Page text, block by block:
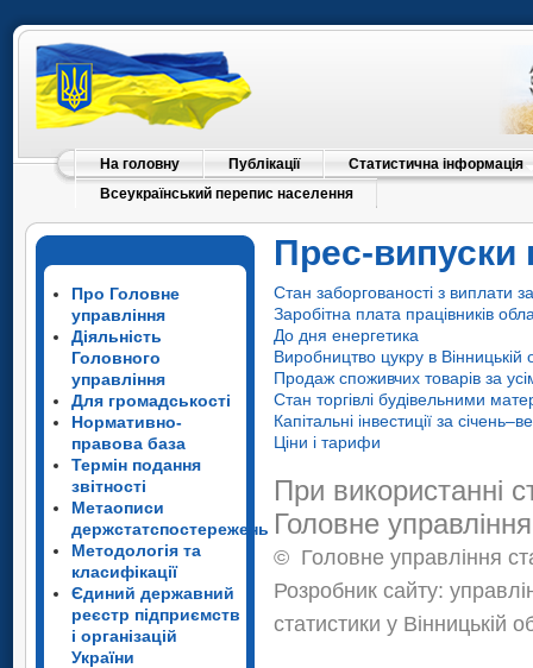
На головну Публікації
Статистична інформація
Всеукраїнський перепис населення
Про Головне
управління
Діяльність
Головного
управління
Для громадськості
Нормативно-
правова база
Термін подання
звітності
Метаописи
держстатспостережень
Методологія та
класифікації
Єдиний державний
реєстр підприємств
і організацій
України
Прес-випуски
Стан заборгованості з виплати
Заробітна плата працівників
До дня енергетика
Виробництво цукру в Вінницькій
Продаж споживчих товарів за
Стан торгівлі будівельними
Капітальні інвестиції за
Ціни і тарифи
При використанні
Головне
© Головне управління
Розробник сайту:
статистики у Вінницькій